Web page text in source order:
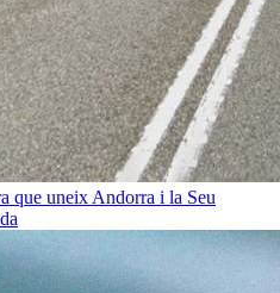
que uneix Andorra i la Seu